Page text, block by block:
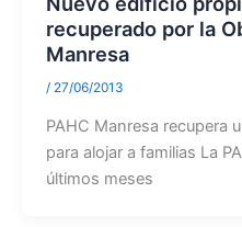
recuperado por la
Manresa
/ 27/06/2013
PAHC Manresa recupera
para alojar a familias La
últimos meses